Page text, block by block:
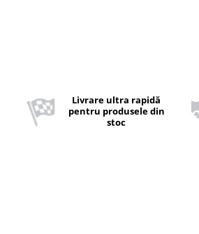
Livrare ultra rapidă
pentru produsele din
stoc